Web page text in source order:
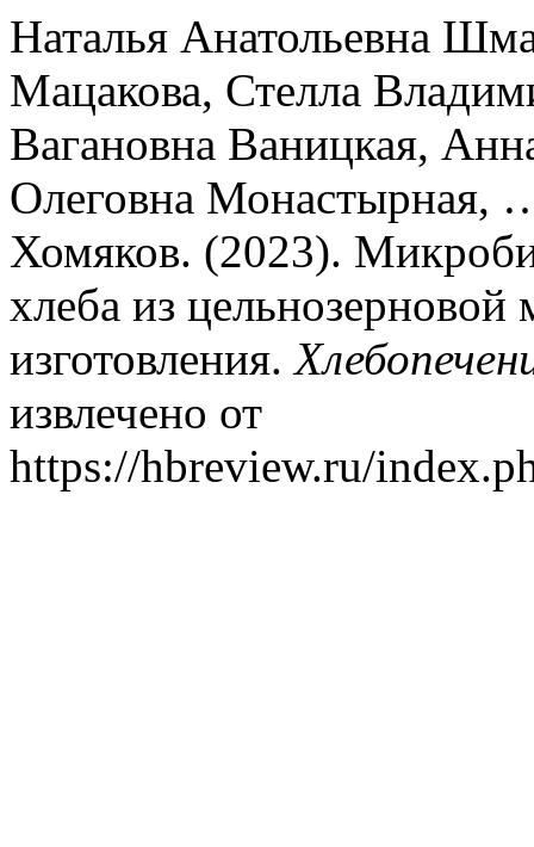
Наталья Анатольевна
Мацакова, Стелла
Вагановна Ваницкая,
Олеговна Монастырная,
Хомяков. (2023).
хлеба из
изготовления.
извлечено от
https://hbreview.ru/